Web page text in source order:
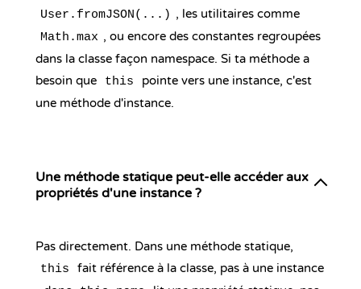
User.fromJSON(...) , les utilitaires comme
Math.max , ou encore des constantes regroupées
dans la classe façon namespace. Si ta méthode a
besoin que
this
pointe vers une instance, c'est
une méthode d'instance.
Une méthode statique peut-elle accéder aux
propriétés d'une instance ?
Pas directement. Dans une méthode statique,
this
fait référence à la classe, pas à une instance